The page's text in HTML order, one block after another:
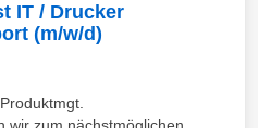
IT / Drucker
(m/w/d)